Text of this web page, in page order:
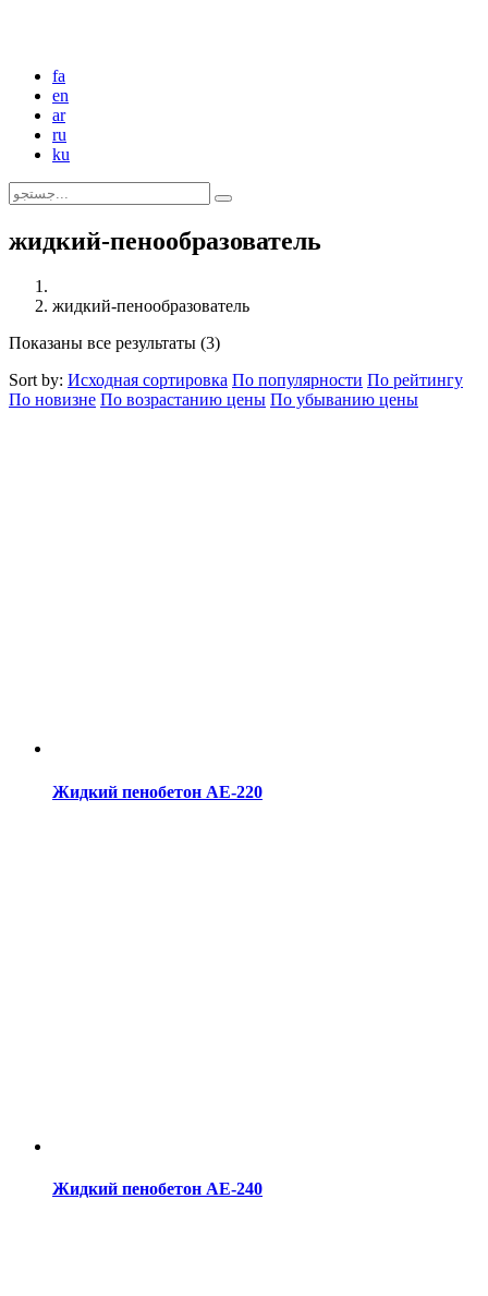
fa
en
ar
ru
ku
жидкий-пенообразователь
жидкий-пенообразователь
Показаны все результаты (3)
Sort by: Исходная сортировка По популярности По рейтингу
По новизне По возрастанию цены По убыванию цены
Жидкий пенобетон АE-220
Жидкий пенобетон АE-240